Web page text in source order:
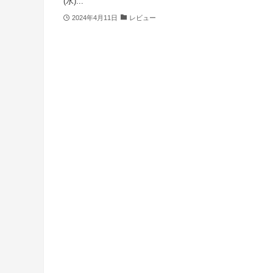
2024年4月11日 レビュー